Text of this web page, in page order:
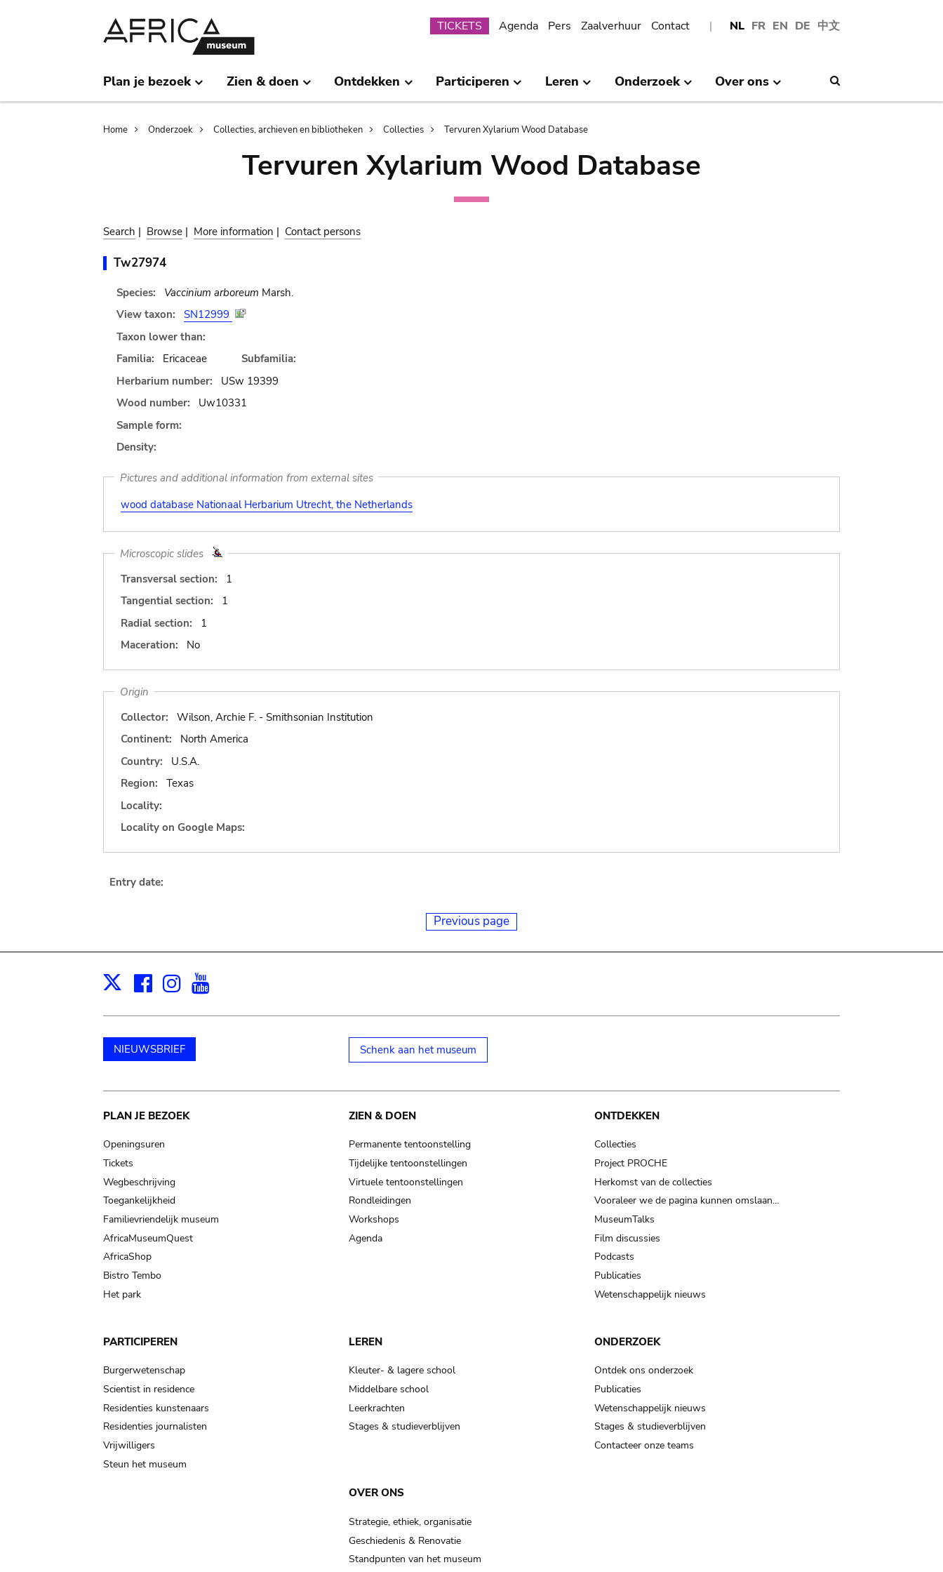
NL FR EN DE 中文
Submenu
TICKETS Agenda Pers Zaalverhuur Contact
Plan je bezoek Zien & doen Ontdekken Participeren Leren Onderzoek Over ons
Breadcrumb
Home Onderzoek Collecties, archieven en bibliotheken Collecties Tervuren Xylarium Wood Database
Tervuren Xylarium Wood Database
Search | Browse | More information | Contact persons
Tw27974
Species: Vaccinium arboreum Marsh.
View taxon:
SN12999
Taxon lower than:
Familia:
Ericaceae
Subfamilia:
Herbarium number:
USw 19399
Wood number:
Uw10331
Sample form:
Density:
Pictures and additional information from external sites
wood database Nationaal Herbarium Utrecht, the Netherlands
Microscopic slides
Transversal section:
1
Tangential section:
1
Radial section:
1
Maceration:
No
Origin
Collector:
Wilson, Archie F. - Smithsonian Institution
Continent:
North America
Country:
U.S.A.
Region:
Texas
Locality:
Locality on Google Maps:
Entry date:
Previous page
X Facebook
Instagram
NIEUWSBRIEF Schenk aan het museum
Main
navigation
PLAN JE BEZOEK
Openingsuren
Tickets
Wegbeschrijving
Toegankelijkheid
Familievriendelijk museum
AfricaMuseumQuest
AfricaShop
Bistro Tembo
Het park
ZIEN & DOEN
Permanente tentoonstelling
Tijdelijke tentoonstellingen
Virtuele tentoonstellingen
Rondleidingen
Workshops
Agenda
ONTDEKKEN
Collecties
Project PROCHE
Herkomst van de collecties
Vooraleer we de pagina kunnen omslaan…
MuseumTalks
Film discussies
Podcasts
Publicaties
Wetenschappelijk nieuws
PARTICIPEREN
Burgerwetenschap
Scientist in residence
Residenties kunstenaars
Residenties journalisten
Vrijwilligers
Steun het museum
LEREN
Kleuter- & lagere school
Middelbare school
Leerkrachten
Stages & studieverblijven
ONDERZOEK
Ontdek ons onderzoek
Publicaties
Wetenschappelijk nieuws
Stages & studieverblijven
Contacteer onze teams
OVER ONS
Strategie, ethiek, organisatie
Geschiedenis & Renovatie
Standpunten van het museum